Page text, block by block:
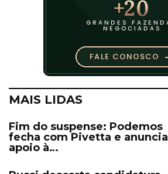
MAIS LIDAS
Fim do suspense: Podemos
fecha com Pivetta e anuncia
apoio à…